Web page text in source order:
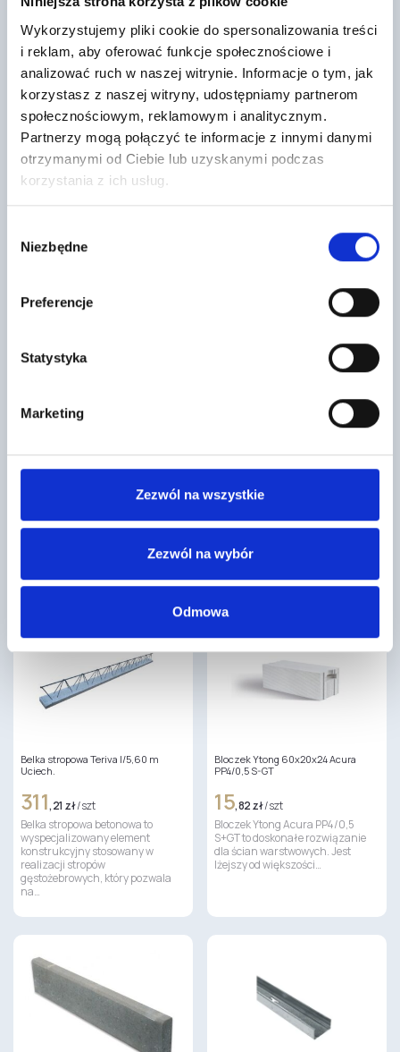
Wykorzystujemy pliki cookie do spersonalizowania treści
i reklam, aby oferować funkcje społecznościowe i
analizować ruch w naszej witrynie. Informacje o tym, jak
korzystasz z naszej witryny, udostępniamy partnerom
społecznościowym, reklamowym i analitycznym.
Partnerzy mogą połączyć te informacje z innymi danymi
otrzymanymi od Ciebie lub uzyskanymi podczas
korzystania z ich usług.
zgody
Niezbędne
Preferencje
Statystyka
Marketing
Zezwól na wszystkie
Zezwól na wybór
Odmowa
Klej poliuretanowy TO-KPS
33,15 zł/ szt
Poliuretanowy klej do styropianu
ekstrudowanego (XPS)…
Bednarka ocynkowana 25 x 4 mm
1kg = 1,25 m (zwój 25mb)
odgromowych i uziemiających.
IVT czarny
produkt stosowany do
uszczelnienia połączenia
bocznego kosza dachowego z
147
Grunt sczepny TO-GS jest częścią
systemu ociepleń Termo
Organika®. Jest przeznaczony do
Belka stropowa Teriva I/5,60 m
Uciech.
311,21 zł/ szt
Belka stropowa betonowa to
wyspecjalizowany element
konstrukcyjny stosowany w
realizacji stropów
gęstożebrowych, który pozwala
na…
Bloczek Ytong 60x20x24 Acura
PP4/0,5 S-GT
15,82 zł/ szt
Bloczek Ytong Acura PP4/0,5
S+GT to doskonałe rozwiązanie
dla ścian warstwowych. Jest
lżejszy od większości…